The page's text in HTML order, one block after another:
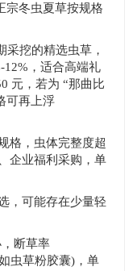
冬虫夏草按规格
挖的精选虫草，
12%，适合高端礼
元，若为 “那曲比
可再上浮
，虫体完整度超
企业福利采购，单
可能存在少量轻
断草率
虫草粉胶囊)，单